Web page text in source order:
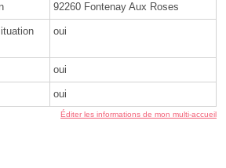
92260 Fontenay Aux Roses
oui
oui
oui
Éditer les informations de mon multi-accueil